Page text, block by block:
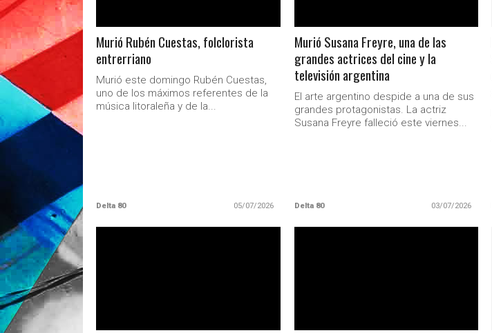
Murió Rubén Cuestas, folclorista
entrerriano
Murió este domingo Rubén Cuestas,
uno de los máximos referentes de la
música litoraleña y de la...
Delta 80 05/07/2026
Murió Susana Freyre, una de las
grandes actrices del cine y la
televisión argentina
El arte argentino despide a una de sus
grandes protagonistas. La actriz
Susana Freyre falleció este viernes...
Delta 80 03/07/2026